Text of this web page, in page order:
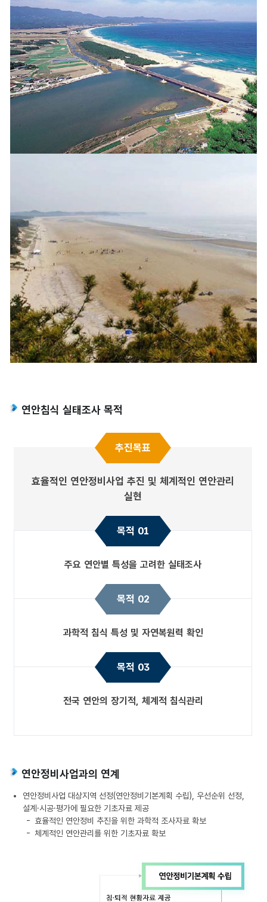
연안침식 실태조사 목적
추진목표
효율적인 연안정비사업 추진 및 체계적인 연안관리
실현
목적 01
주요 연안별 특성을 고려한 실태조사
목적 02
과학적 침식 특성 및 자연복원력 확인
목적 03
전국 연안의 장기적, 체계적 침식관리
연안정비사업과의 연계
연안정비사업 대상지역 선정(연안정비기본계획 수립), 우선순위 선정,
설계·시공·평가에 필요한 기초자료 제공
효율적인 연안정비 추진을 위한 과학적 조사자료 확보
체계적인 연안관리를 위한 기초자료 확보